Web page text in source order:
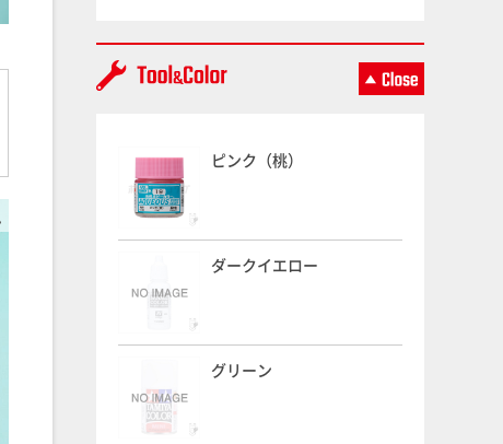
ピンク（桃）
ダークイエロー
グリーン